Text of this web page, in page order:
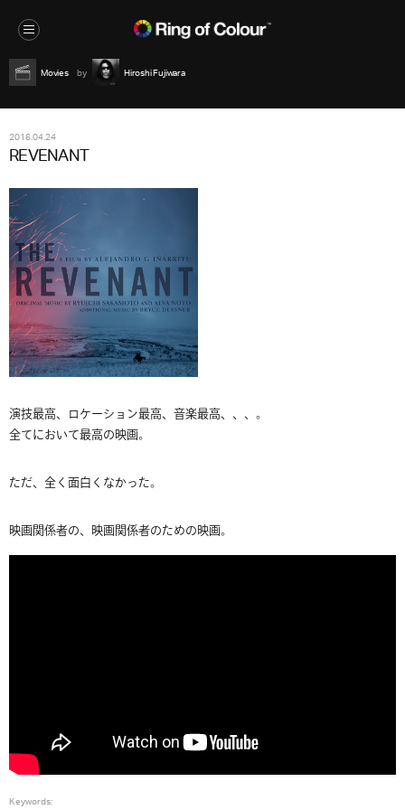
Movies Hiroshi Fujiwara
2016.04.24
REVENANT
演技最高、ロケーション最高、音楽最高、、、。
全てにおいて最高の映画。
ただ、全く面白くなかった。
映画関係者の、映画関係者のための映画。
Keywords: